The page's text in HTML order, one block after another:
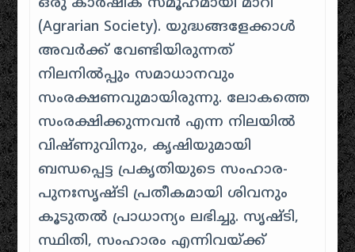
(Agrarian Society). യുദ്ധങ്ങളേക്കാൾ
അവർക്ക് വേണ്ടിയിരുന്നത്
നിലനിൽപ്പും സമാധാനവും
സംരക്ഷണവുമായിരുന്നു. ലോകത്തെ
സംരക്ഷിക്കുന്നവൻ എന്ന നിലയിൽ
വിഷ്ണുവിനും, കൃഷിയുമായി
ബന്ധപ്പെട്ട പ്രകൃതിയുടെ സംഹാര-
പുനഃസൃഷ്ടി പ്രതീകമായി ശിവനും
കൂടുതൽ പ്രാധാന്യം ലഭിച്ചു. സൃഷ്ടി,
സ്ഥിതി, സംഹാരം എന്നിവയ്ക്ക്